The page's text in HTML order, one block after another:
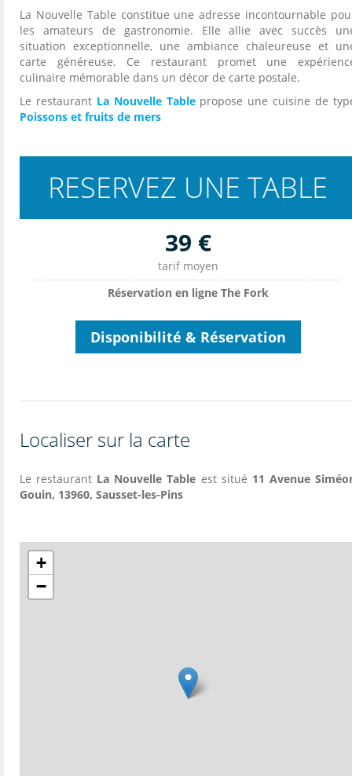
La Nouvelle Table constitue une adresse incontournable
les amateurs de gastronomie. Elle allie avec succès
situation exceptionnelle, une ambiance chaleureuse et
carte généreuse. Ce restaurant promet une
culinaire mémorable dans un décor de carte postale.
Le restaurant La Nouvelle Tablepropose une cuisine de
Poissons et fruits de mers
RESERVEZ UNE TABLE
39 €
tarif moyen
Réservation en ligne The Fork
Disponibilité & Réservation
Localiser sur la carte
Le restaurant La Nouvelle Table est situé 11 Avenue
Gouin, 13960, Sausset-les-Pins
+
−